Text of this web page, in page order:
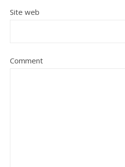
Site web
Comment